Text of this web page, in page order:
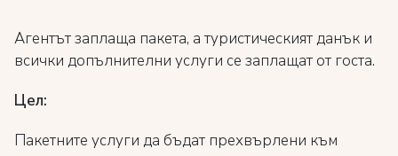
Агентът заплаща пакета, а туристическият данък и
всички допълнителни услуги се заплащат от госта.
Цел:
Пакетните услуги да бъдат прехвърлени към